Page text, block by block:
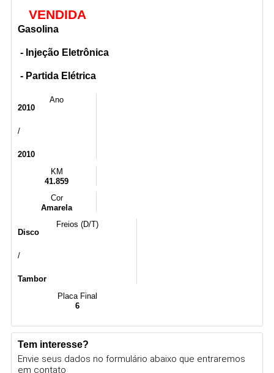
VENDIDA
Gasolina
- Injeção Eletrônica
- Partida Elétrica
Ano
2010
/
2010
KM
41.859
Cor
Amarela
Freios (D/T)
Disco
/
Tambor
Placa Final
6
Tem interesse?
Envie seus dados no formulário abaixo que entraremos
em contato